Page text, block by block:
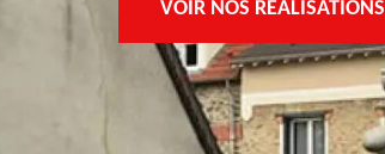
VOIR NOS RÉALISATIONS